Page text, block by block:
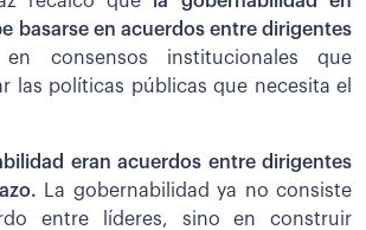
basarse en acuerdos entre dirigentes
consensos institucionales que
las políticas públicas que necesita el
eran acuerdos entre dirigentes
La gobernabilidad ya no consiste
entre líderes, sino en construir